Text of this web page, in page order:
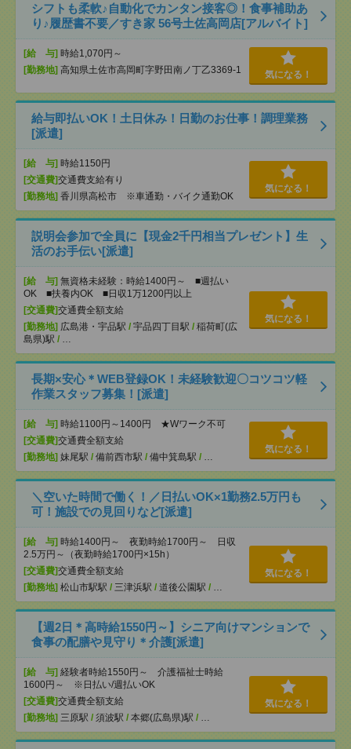
シフトも柔軟♪自動化でカンタン接客◎！食事補助あ
り♪履歴書不要／すき家 56号土佐高岡店[アルバイト]
[給 与] 時給1,070円～
[勤務地] 高知県土佐市高岡町字野田南ノ丁乙3369-1 気になる！
給与即払いOK！土日休み！日勤のお仕事！調理業務
[派遣]
[給 与] 時給1150円
[交通費]交通費支給有り
[勤務地] 香川県高松市 ※車通勤・バイク通勤OK
気になる！
説明会参加で全員に【現金2千円相当プレゼント】生
活のお手伝い[派遣]
[給 与] 無資格未経験：時給1400円～ ■週払い
OK ■扶養内OK ■日収1万1200円以上
[交通費]交通費全額支給
[勤務地] 広島港・宇品駅 / 宇品四丁目駅 / 稲荷町(広
島県)駅 / …
気になる！
長期×安心＊WEB登録OK！未経験歓迎〇コツコツ軽
作業スタッフ募集！[派遣]
[給 与] 時給1100円～1400円 ★Wワーク不可
[交通費]交通費全額支給
[勤務地] 妹尾駅 / 備前西市駅 / 備中箕島駅 / …
気になる！
＼空いた時間で働く！／日払いOK×1勤務2.5万円も
可！施設での見回りなど[派遣]
[給 与] 時給1400円～ 夜勤時給1700円～ 日収
2.5万円～（夜勤時給1700円×15h）
[交通費]交通費全額支給
[勤務地] 松山市駅駅 / 三津浜駅 / 道後公園駅 / …
気になる！
【週2日＊高時給1550円～】シニア向けマンションで
食事の配膳や見守り＊介護[派遣]
[給 与] 経験者時給1550円～ 介護福祉士時給
1600円～ ※日払い/週払いOK
[交通費]交通費全額支給
[勤務地] 三原駅 / 須波駅 / 本郷(広島県)駅 / …
気になる！